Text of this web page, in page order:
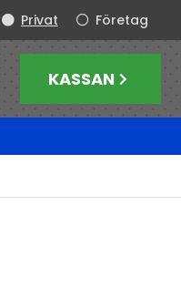
Företag
Privat
KASSAN